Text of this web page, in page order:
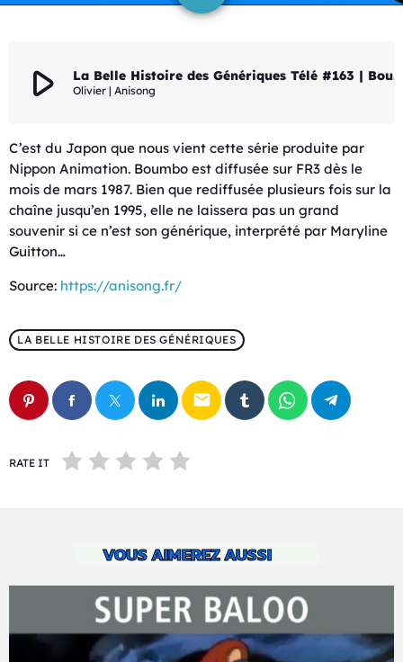
play_arrow La Belle Histoire des Génériques Télé #163 | Boumbo
Olivier | Anisong
C’est du Japon que nous vient cette série produite par
Nippon Animation. Boumbo est diffusée sur FR3 dès le
mois de mars 1987. Bien que rediffusée plusieurs fois sur la
chaîne jusqu’en 1995, elle ne laissera pas un grand
souvenir si ce n’est son générique, interprété par Maryline
Guitton…
Source: https://anisong.fr/
LA BELLE HISTOIRE DES GÉNÉRIQUES
email
RATE IT
VOUS AIMEREZ AUSSI